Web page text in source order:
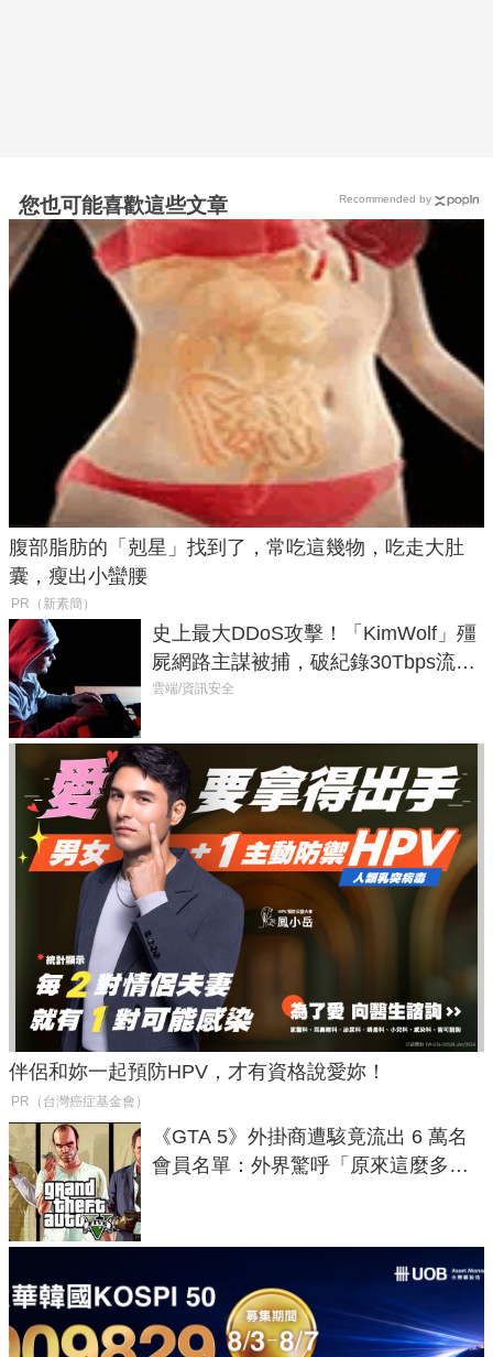
您也可能喜歡這些文章
腹部脂肪的「剋星」找到了，常吃這幾物，吃走大肚
囊，瘦出小蠻腰
PR（新素簡）
史上最大DDoS攻擊！「KimWolf」殭
屍網路主謀被捕，破紀錄30Tbps流量
癱瘓全球！
雲端/資訊安全
伴侶和妳一起預防HPV，才有資格說愛妳！
PR（台灣癌症基金會）
《GTA 5》外掛商遭駭竟流出 6 萬名
會員名單：外界驚呼「原來這麼多人
Recommended by